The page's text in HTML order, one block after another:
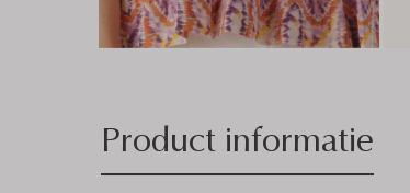
Product informatie